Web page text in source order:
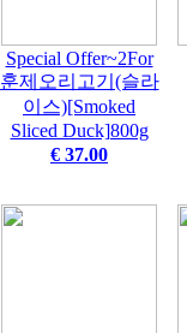
Special Offer~2For
훈제오리고기(슬라
이스)[Smoked
Sliced Duck]800g
€ 37.00